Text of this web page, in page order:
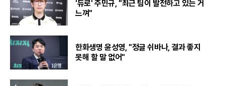
'듀로' 주민규, "최근 팀이 발전하고 있는 거
느껴"
한화생명 윤성영, "정글 쉬바나, 결과 좋지
못해 할 말 없어"